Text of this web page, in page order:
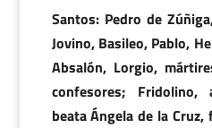
Santos: Pedro de
Jovino, Basileo, Pablo,
Absalón, Lorgio,
confesores; Fridolino,
beata Ángela de la